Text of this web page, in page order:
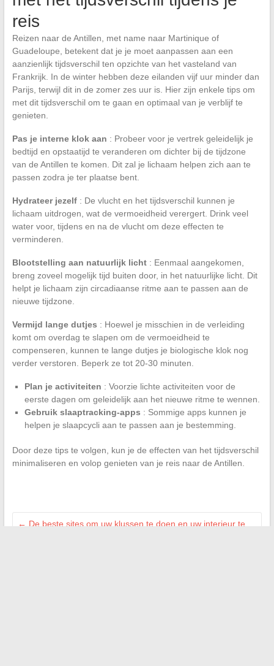
reis
Reizen naar de Antillen, met name naar Martinique of
Guadeloupe, betekent dat je je moet aanpassen aan een
aanzienlijk tijdsverschil ten opzichte van het vasteland van
Frankrijk. In de winter hebben deze eilanden vijf uur minder dan
Parijs, terwijl dit in de zomer zes uur is. Hier zijn enkele tips om
met dit tijdsverschil om te gaan en optimaal van je verblijf te
genieten.
Pas je interne klok aan : Probeer voor je vertrek geleidelijk je
bedtijd en opstaatijd te veranderen om dichter bij de tijdzone
van de Antillen te komen. Dit zal je lichaam helpen zich aan te
passen zodra je ter plaatse bent.
Hydrateer jezelf: De vlucht en het tijdsverschil kunnen je
lichaam uitdrogen, wat de vermoeidheid verergert. Drink veel
water voor, tijdens en na de vlucht om deze effecten te
verminderen.
Blootstelling aan natuurlijk licht: Eenmaal aangekomen,
breng zoveel mogelijk tijd buiten door, in het natuurlijke licht. Dit
helpt je lichaam zijn circadiaanse ritme aan te passen aan de
nieuwe tijdzone.
Vermijd lange dutjes : Hoewel je misschien in de verleiding
komt om overdag te slapen om de vermoeidheid te
compenseren, kunnen te lange dutjes je biologische klok nog
verder verstoren. Beperk ze tot 20-30 minuten.
Plan je activiteiten : Voorzie lichte activiteiten voor de
eerste dagen om geleidelijk aan het nieuwe ritme te wennen.
Gebruik slaaptracking-apps : Sommige apps kunnen je
helpen je slaapcycli aan te passen aan je bestemming.
Door deze tips te volgen, kun je de effecten van het tijdsverschil
minimaliseren en volop genieten van je reis naar de Antillen.
← De beste sites om uw klussen te doen en uw interieur te